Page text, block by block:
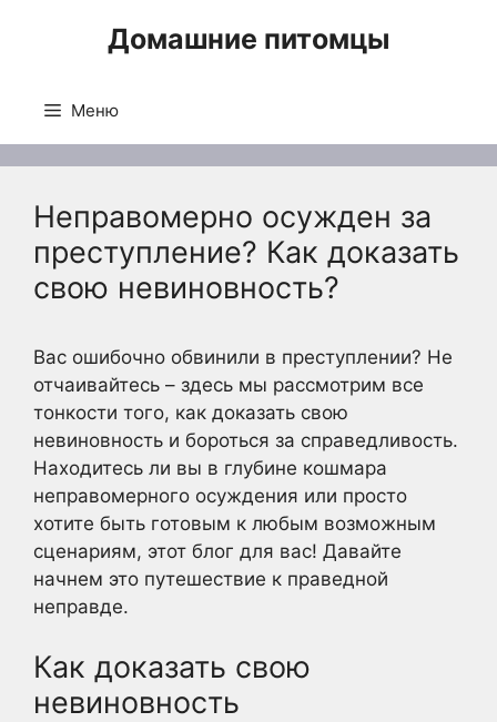
Домашние питомцы
Меню
Неправомерно осужден за
преступление? Как доказать
свою невиновность?
Вас ошибочно обвинили в преступлении? Не
отчаивайтесь – здесь мы рассмотрим все
тонкости того, как доказать свою
невиновность и бороться за справедливость.
Находитесь ли вы в глубине кошмара
неправомерного осуждения или просто
хотите быть готовым к любым возможным
сценариям, этот блог для вас! Давайте
начнем это путешествие к праведной
неправде.
Как доказать свою
невиновность